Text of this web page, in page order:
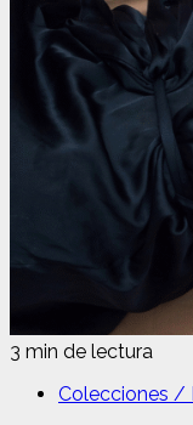
3 min de lectura
Colecciones /